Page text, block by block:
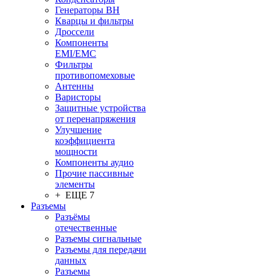
Генераторы ВН
Кварцы и фильтры
Дроссели
Компоненты
EMI/EMC
Фильтры
противопомеховые
Антенны
Варисторы
Защитные устройства
от перенапряжения
Улучшение
коэффициента
мощности
Компоненты аудио
Прочие пассивные
элементы
+ ЕЩЕ 7
Разъeмы
Разъёмы
отечественные
Разъeмы сигнальные
Разъeмы для передачи
данных
Разъeмы